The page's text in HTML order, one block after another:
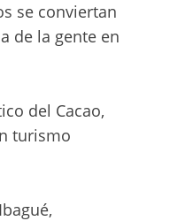
se conviertan
de la gente en
del Cacao,
turismo